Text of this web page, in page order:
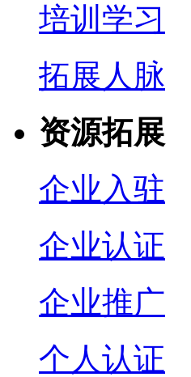
培训学习
拓展人脉
资源拓展
企业入驻
企业认证
企业推广
个人认证